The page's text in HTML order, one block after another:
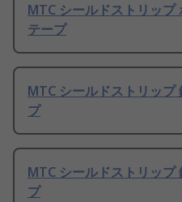
MTC シールドストリッ
テープ
MTC シールドストリッ
プ
MTC シールドストリッ
プ